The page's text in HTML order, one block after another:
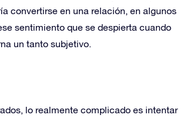
convertirse en una relación, en algunos
sentimiento que se despierta cuando
un tanto subjetivo.
lo realmente complicado es intentar